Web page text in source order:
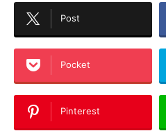
Post
Pocket
Pinterest